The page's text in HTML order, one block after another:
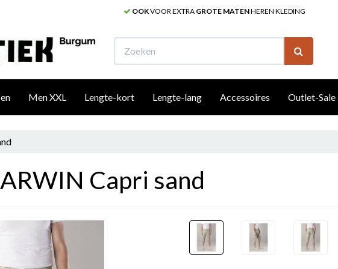
OOKVOOR EXTRA GROTE MATENHEREN KLEDING
Men XXL Lengte-kort Lengte-lang Accessoires Outlet-Sale
Capri sand